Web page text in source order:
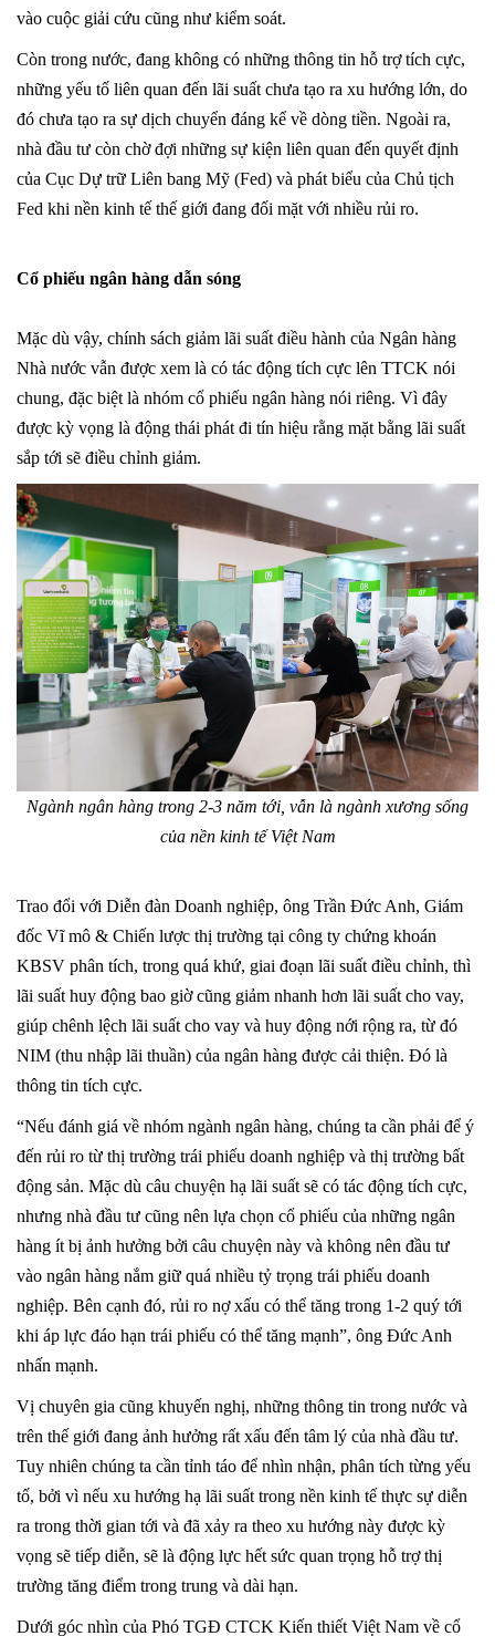
vào cuộc giải cứu cũng như kiểm soát.
Còn trong nước, đang không có những thông tin hỗ trợ tích cực,
những yếu tố liên quan đến lãi suất chưa tạo ra xu hướng lớn, do
đó chưa tạo ra sự dịch chuyển đáng kể về dòng tiền. Ngoài ra,
nhà đầu tư còn chờ đợi những sự kiện liên quan đến quyết định
của Cục Dự trữ Liên bang Mỹ (Fed) và phát biểu của Chủ tịch
Fed khi nền kinh tế thế giới đang đối mặt với nhiều rủi ro.
Cổ phiếu ngân hàng dẫn sóng
Mặc dù vậy, chính sách giảm lãi suất điều hành của Ngân hàng
Nhà nước vẫn được xem là có tác động tích cực lên TTCK nói
chung, đặc biệt là nhóm cổ phiếu ngân hàng nói riêng. Vì đây
được kỳ vọng là động thái phát đi tín hiệu rằng mặt bằng lãi suất
sắp tới sẽ điều chỉnh giảm.
Ngành ngân hàng trong 2-3 năm tới, vẫn là ngành xương sống
của nền kinh tế Việt Nam
Trao đổi với Diễn đàn Doanh nghiệp, ông Trần Đức Anh, Giám
đốc Vĩ mô & Chiến lược thị trường tại công ty chứng khoán
KBSV phân tích, trong quá khứ, giai đoạn lãi suất điều chỉnh, thì
lãi suất huy động bao giờ cũng giảm nhanh hơn lãi suất cho vay,
giúp chênh lệch lãi suất cho vay và huy động nới rộng ra, từ đó
NIM (thu nhập lãi thuần) của ngân hàng được cải thiện. Đó là
thông tin tích cực.
“Nếu đánh giá về nhóm ngành ngân hàng, chúng ta cần phải để ý
đến rủi ro từ thị trường trái phiếu doanh nghiệp và thị trường bất
động sản. Mặc dù câu chuyện hạ lãi suất sẽ có tác động tích cực,
nhưng nhà đầu tư cũng nên lựa chọn cổ phiếu của những ngân
hàng ít bị ảnh hưởng bởi câu chuyện này và không nên đầu tư
vào ngân hàng nắm giữ quá nhiều tỷ trọng trái phiếu doanh
nghiệp. Bên cạnh đó, rủi ro nợ xấu có thể tăng trong 1-2 quý tới
khi áp lực đáo hạn trái phiếu có thể tăng mạnh”, ông Đức Anh
nhấn mạnh.
Vị chuyên gia cũng khuyến nghị, những thông tin trong nước và
trên thế giới đang ảnh hưởng rất xấu đến tâm lý của nhà đầu tư.
Tuy nhiên chúng ta cần tỉnh táo để nhìn nhận, phân tích từng yếu
tố, bởi vì nếu xu hướng hạ lãi suất trong nền kinh tế thực sự diễn
ra trong thời gian tới và đã xảy ra theo xu hướng này được kỳ
vọng sẽ tiếp diễn, sẽ là động lực hết sức quan trọng hỗ trợ thị
trường tăng điểm trong trung và dài hạn.
Dưới góc nhìn của Phó TGĐ CTCK Kiến thiết Việt Nam về cổ